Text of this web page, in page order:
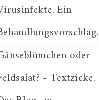
Ein
oder
- Textzicke.